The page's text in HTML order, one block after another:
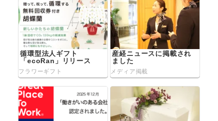
循環型法人ギフト
「ecoRan」リリース
フラワーギフト
産経ニュースに掲載され
ました
メディア掲載